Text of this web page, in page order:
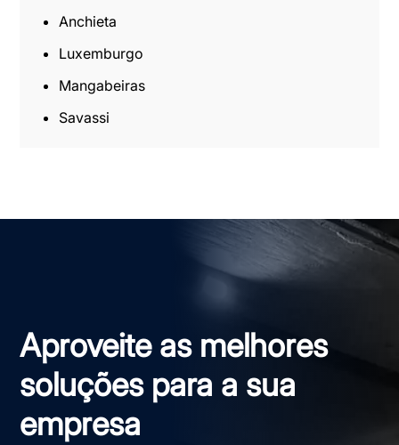
Anchieta
Luxemburgo
Mangabeiras
Savassi
Aproveite as melhores
soluções para a sua
empresa